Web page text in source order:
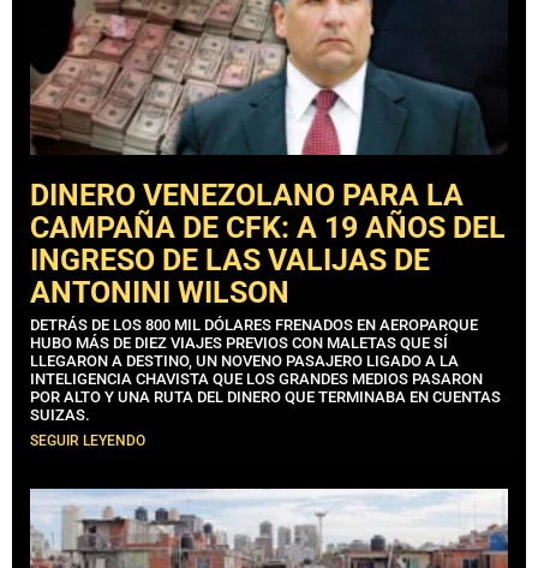
DINERO VENEZOLANO PARA LA
CAMPAÑA DE CFK: A 19 AÑOS DEL
INGRESO DE LAS VALIJAS DE
ANTONINI WILSON
DETRÁS DE LOS 800 MIL DÓLARES FRENADOS EN AEROPARQUE
HUBO MÁS DE DIEZ VIAJES PREVIOS CON MALETAS QUE SÍ
LLEGARON A DESTINO, UN NOVENO PASAJERO LIGADO A LA
INTELIGENCIA CHAVISTA QUE LOS GRANDES MEDIOS PASARON
POR ALTO Y UNA RUTA DEL DINERO QUE TERMINABA EN CUENTAS
SUIZAS.
SEGUIR LEYENDO